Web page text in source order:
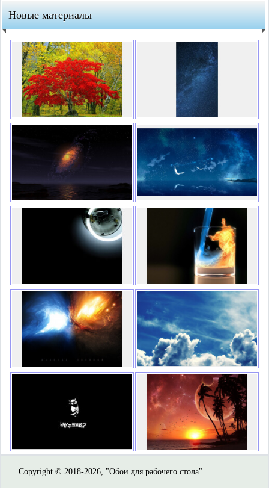
Новые материалы
Copyright © 2018-2026, "Обои для рабочего стола"